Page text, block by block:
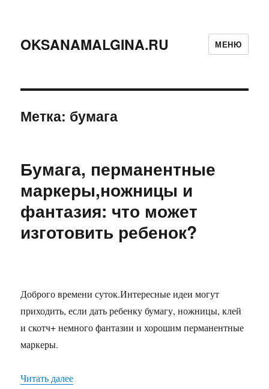
OKSANAMALGINA.RU МЕНЮ
Метка: бумага
Бумага, перманентные
маркеры,ножницы и
фантазия: что может
изготовить ребенок?
Доброго времени суток.Интересные идеи могут
приходить, если дать ребенку бумагу, ножницы, клей
и скотч+ немного фантазии и хорошим перманентные
маркеры.
Читать далее